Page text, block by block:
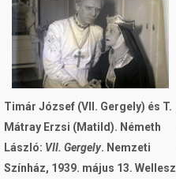
Timár József (VII. Gergely) és T.
Mátray Erzsi (Matild). Németh
László: VII. Gergely. Nemzeti
Színház, 1939. május 13. Wellesz